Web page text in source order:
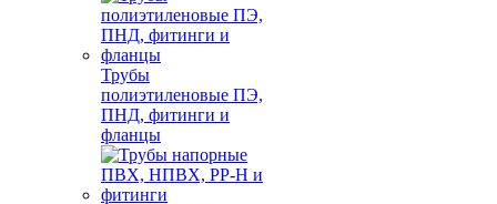
Трубы
полиэтиленовые ПЭ,
ПНД, фитинги и
фланцы